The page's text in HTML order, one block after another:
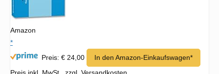
Amazon
*
Preis: € 24,00
In den Amazon-Einkaufswagen*
Preis inkl. MwSt., zzgl. Versandkosten